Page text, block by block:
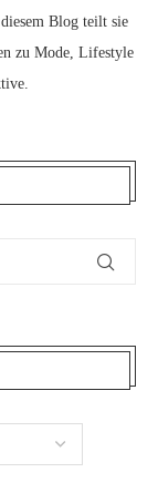
Blog teilt sie
zu Mode, Lifestyle